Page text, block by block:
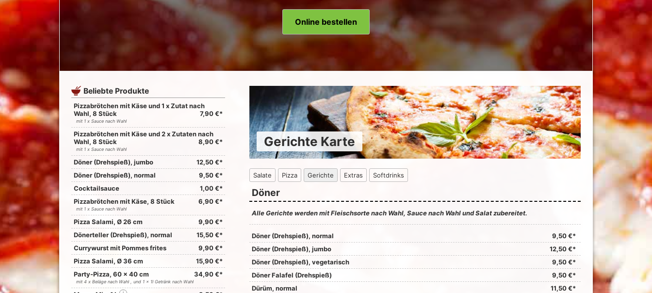
Online bestellen
Beliebte Produkte
Pizzabrötchen mit Käse und 1 x Zutat nach
Wahl, 8 Stück
7,90 €*
mit 1 x Sauce nach Wahl
Pizzabrötchen mit Käse und 2 x Zutaten nach
Wahl, 8 Stück
8,90 €*
mit 1 x Sauce nach Wahl
Döner (Drehspieß), jumbo
12,50 €*
Döner (Drehspieß), normal
9,50 €*
Cocktailsauce
1,00 €*
Pizzabrötchen mit Käse, 8 Stück
6,90 €*
mit 1 x Sauce nach Wahl
Pizza Salami, Ø 26 cm
9,90 €*
Dönerteller (Drehspieß), normal
15,50 €*
Currywurst mit Pommes frites
9,90 €*
Pizza Salami, Ø 36 cm
15,90 €*
Party-Pizza, 60 x 40 cm
34,90 €*
mit 4 x Beläge nach Wahl , und 1 x 1l Getränk nach Wahl
Gerichte Karte
Salate Pizza Gerichte Extras Softdrinks
Döner
Alle Gerichte werden mit Fleischsorte nach Wahl, Sauce nach Wahl und Salat zubereitet.
Döner (Drehspieß), normal
9,50 €*
Döner (Drehspieß), jumbo
12,50 €*
Döner (Drehspieß), vegetarisch
9,50 €*
Döner Falafel (Drehspieß)
9,50 €*
Dürüm, normal
11,50 €*